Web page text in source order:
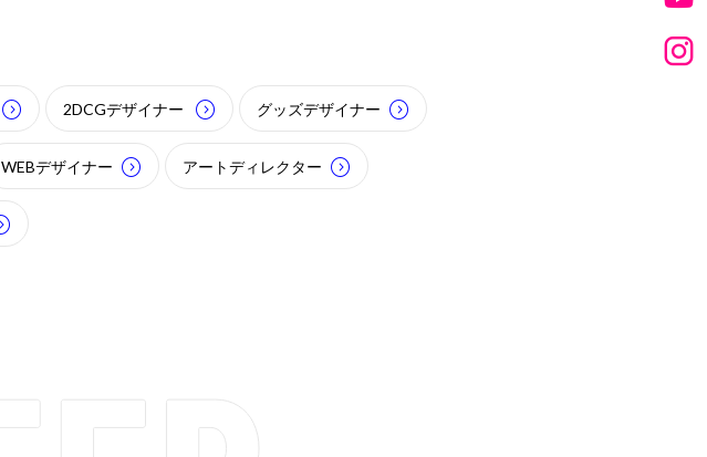
2DCGデザイナー グッズデザイナー
WEBデザイナー アートディレクター